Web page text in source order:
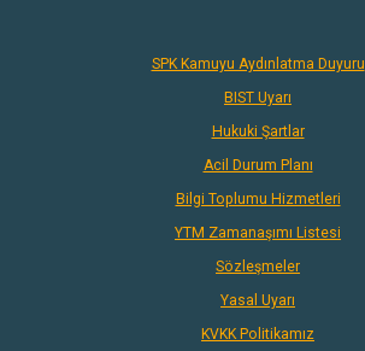
SPK Kamuyu Aydınlatma Duyuru
BIST Uyarı
Hukuki Şartlar
Acil Durum Planı
Bilgi Toplumu Hizmetleri
YTM Zamanaşımı Listesi
Sözleşmeler
Yasal Uyarı
KVKK Politikamız